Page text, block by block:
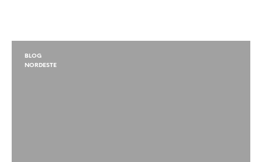
BLOG
NORDESTE